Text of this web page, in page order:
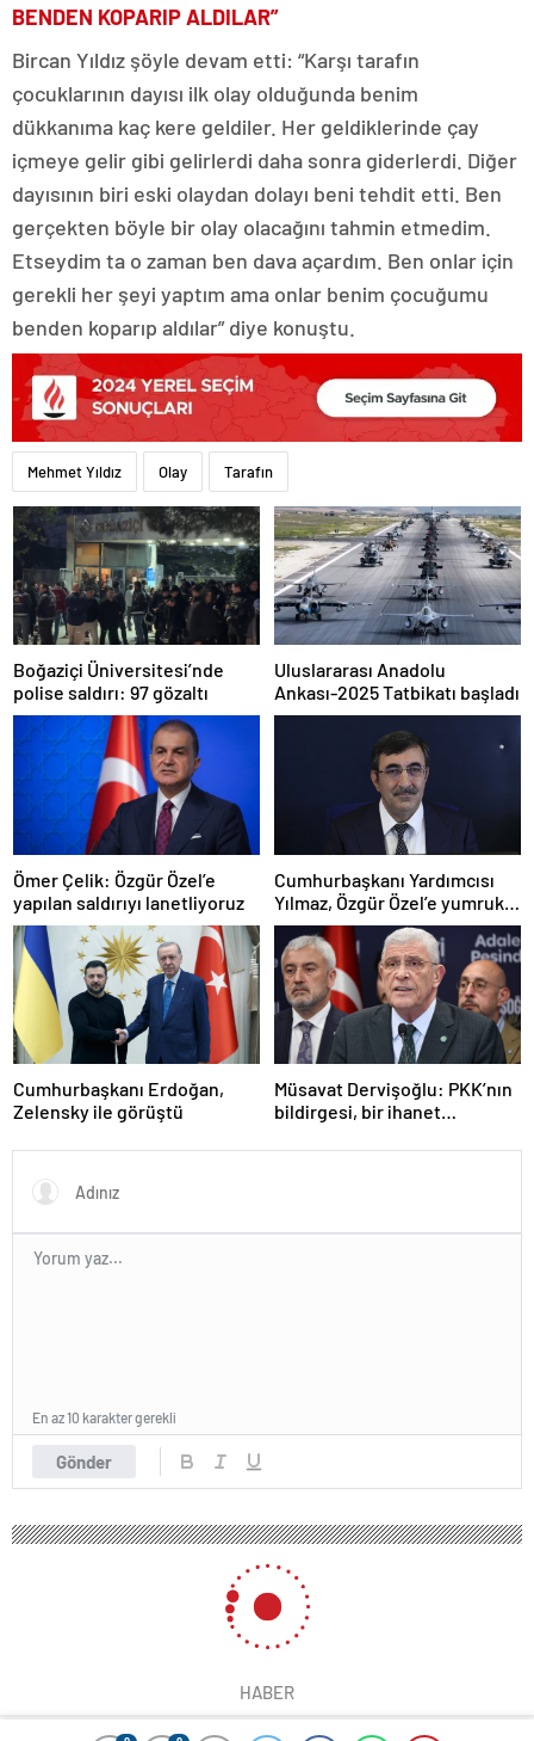
BENDEN KOPARIP ALDILAR”
Bircan Yıldız şöyle devam etti: “Karşı tarafın
çocuklarının dayısı ilk olay olduğunda benim
dükkanıma kaç kere geldiler. Her geldiklerinde çay
içmeye gelir gibi gelirlerdi daha sonra giderlerdi. Diğer
dayısının biri eski olaydan dolayı beni tehdit etti. Ben
gerçekten böyle bir olay olacağını tahmin etmedim.
Etseydim ta o zaman ben dava açardım. Ben onlar için
gerekli her şeyi yaptım ama onlar benim çocuğumu
benden koparıp aldılar” diye konuştu.
Mehmet Yıldız Olay Tarafın
Boğaziçi Üniversitesi’nde
polise saldırı: 97 gözaltı
Uluslararası Anadolu
Ankası-2025 Tatbikatı başladı
Ömer Çelik: Özgür Özel’e
yapılan saldırıyı lanetliyoruz
Cumhurbaşkanı Yardımcısı
Yılmaz, Özgür Özel’e yumruklu
saldırıyı kınadı
Cumhurbaşkanı Erdoğan,
Zelensky ile görüştü
Müsavat Dervişoğlu: PKK’nın
bildirgesi, bir ihanet
Gönder
En az 10 karakter gerekli
HABER